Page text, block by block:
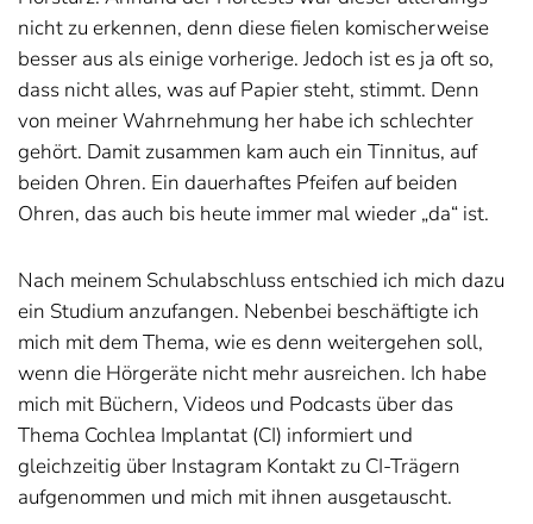
nicht zu erkennen, denn diese fielen komischerweise
besser aus als einige vorherige. Jedoch ist es ja oft so,
dass nicht alles, was auf Papier steht, stimmt. Denn
von meiner Wahrnehmung her habe ich schlechter
gehört. Damit zusammen kam auch ein Tinnitus, auf
beiden Ohren. Ein dauerhaftes Pfeifen auf beiden
Ohren, das auch bis heute immer mal wieder „da“ ist.
Nach meinem Schulabschluss entschied ich mich dazu
ein Studium anzufangen. Nebenbei beschäftigte ich
mich mit dem Thema, wie es denn weitergehen soll,
wenn die Hörgeräte nicht mehr ausreichen. Ich habe
mich mit Büchern, Videos und Podcasts über das
Thema Cochlea Implantat (CI) informiert und
gleichzeitig über Instagram Kontakt zu CI-Trägern
aufgenommen und mich mit ihnen ausgetauscht.